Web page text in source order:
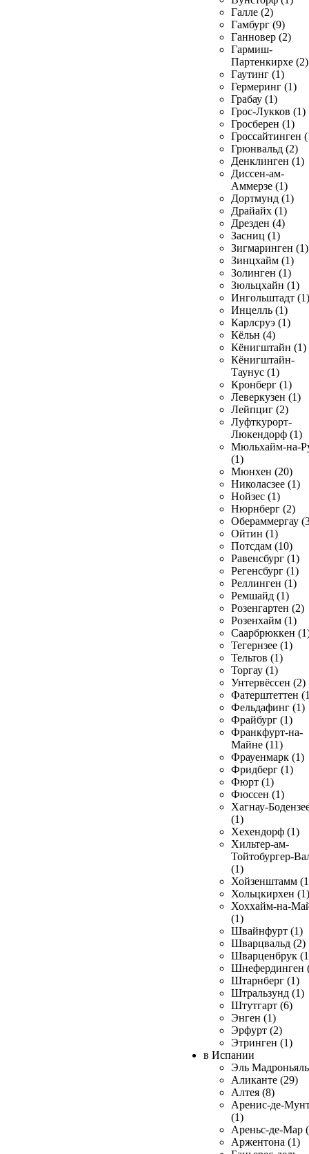
Галле (2)
Гамбург (9)
Ганновер (2)
Гармиш-
Партенкирхе (2)
Гаутинг (1)
Гермеринг (1)
Грабау (1)
Грос-Лукков (1)
Гросберен (1)
Гроссайтинген
Грюнвальд (2)
Денклинген (1)
Диссен-ам-
Аммерзе (1)
Дортмунд (1)
Драйайх (1)
Дрезден (4)
Засниц (1)
Зигмаринген (1)
Зинцхайм (1)
Золинген (1)
Зюльцхайн (1)
Ингольштадт (1)
Инцелль (1)
Карлсруэ (1)
Кёльн (4)
Кёнигштайн (1)
Кёнигштайн-
Таунус (1)
Кронберг (1)
Леверкузен (1)
Лейпциг (2)
Луфткурорт-
Люкендорф (1)
Мюльхайм-на-
(1)
Мюнхен (20)
Николасзее (1)
Нойзес (1)
Нюрнберг (2)
Обераммергау
Ойтин (1)
Потсдам (10)
Равенсбург (1)
Регенсбург (1)
Реллинген (1)
Ремшайд (1)
Розенгартен (2)
Розенхайм (1)
Саарбрюккен
Тегернзее (1)
Тельтов (1)
Торгау (1)
Унтервёссен (2)
Фатерштеттен
Фельдафинг (1)
Фрайбург (1)
Франкфурт-на-
Майне (11)
Фрауенмарк (1)
Фридберг (1)
Фюрт (1)
Фюссен (1)
Хагнау-
(1)
Хехендорф (1)
Хильтер-ам-
Тойтобургер-
(1)
Хойзенштамм
Хольцкирхен (1)
Хоххайм-на-
(1)
Швайнфурт (1)
Шварцвальд (2)
Шварценбрук
Шнефердинген
Штарнберг (1)
Штральзунд (1)
Штутгарт (6)
Энген (1)
Эрфурт (2)
Этринген (1)
в Испании
Эль
Аликанте (29)
Алтея (8)
Аренис-де-
(1)
Ареньс-де-Мар
Аржентона (1)